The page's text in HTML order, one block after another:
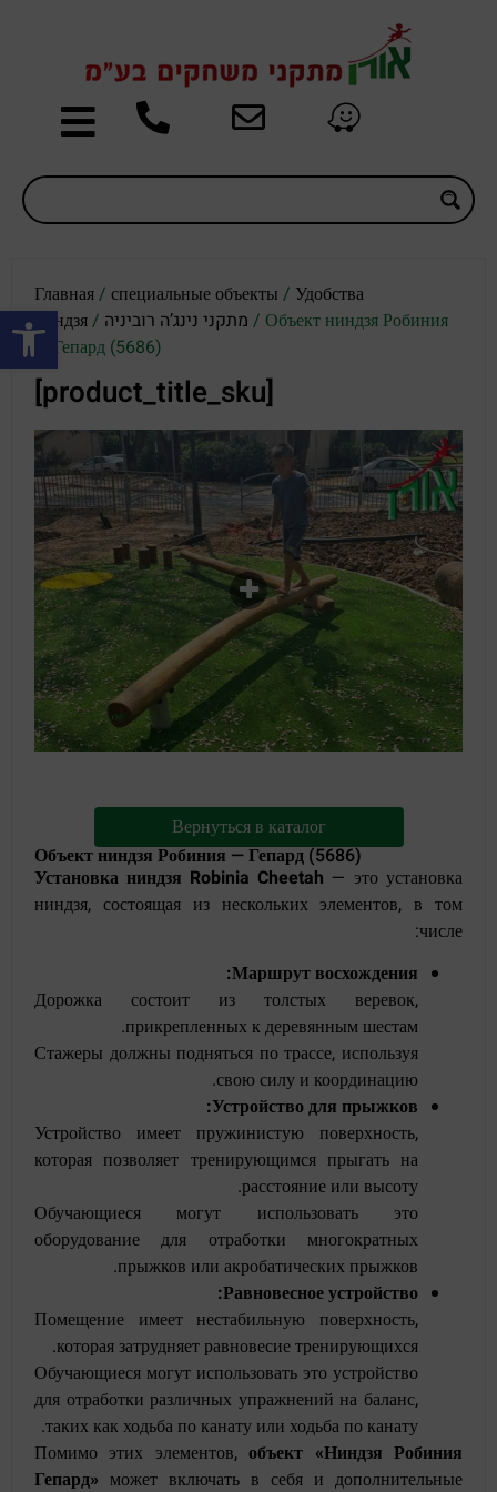
Открыть панель инструментов
Главная/ специальные объекты / Удобства
ниндзя/ מתקני נינג’ה רוביניה / Объект ниндзя Робиния
— Гепард (5686)
[product_title_sku]
Вернуться в каталог
Объект ниндзя Робиния — Гепард (5686)
Установка ниндзя Robinia Cheetah — это установка
ниндзя, состоящая из нескольких элементов, в том
числе:
Маршрут восхождения:
Дорожка состоит из толстых веревок,
прикрепленных к деревянным шестам.
Стажеры должны подняться по трассе, используя
свою силу и координацию.
Устройство для прыжков:
Устройство имеет пружинистую поверхность,
которая позволяет тренирующимся прыгать на
расстояние или высоту.
Обучающиеся могут использовать это
оборудование для отработки многократных
прыжков или акробатических прыжков.
Равновесное устройство:
Помещение имеет нестабильную поверхность,
которая затрудняет равновесие тренирующихся.
Обучающиеся могут использовать это устройство
для отработки различных упражнений на баланс,
таких как ходьба по канату или ходьба по канату.
Помимо этих элементов,объект «Ниндзя Робиния
Гепард» может включать в себя и дополнительные